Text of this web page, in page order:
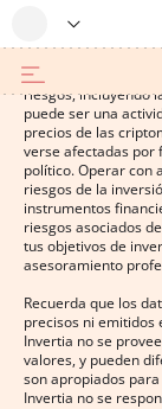
Operar con
riesgos, incluyendo
puede ser una
precios de las
verse afectadas por
político. Operar con
riesgos de la
instrumentos
riesgos asociados
tus objetivos de
asesoramiento
Recuerda que los
precisos ni emitidos
Invertia no se
valores, y pueden
son apropiados
Invertia no se